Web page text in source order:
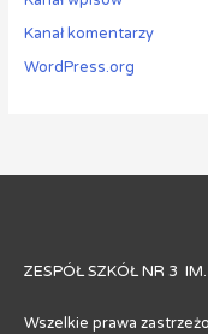
Kanał komentarzy
WordPress.org
ZESPÓŁ SZKÓŁ NR 3
Wszelkie prawa